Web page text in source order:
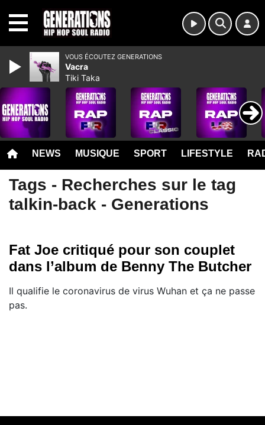
NEWS MUSIQUE SPORT LIFESTYLE
Tags - Recherches sur le tag
talkin-back - Generations
Fat Joe critiqué pour son couplet
dans l’album de Benny The Butcher
Il qualifie le coronavirus de virus Wuhan et ça ne passe
pas.
VOUS ÉCOUTEZ GENERATIONS
Vacra
Tiki Taka